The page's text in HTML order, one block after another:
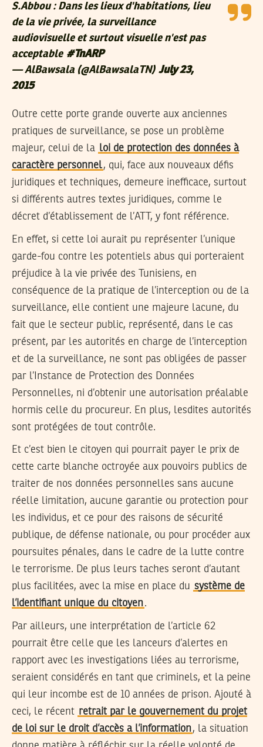
S.Abbou : Dans les lieux d'habitations, lieu
de la vie privée, la surveillance
audiovisuelle et surtout visuelle n'est pas
acceptable #TnARP
— AlBawsala (@AlBawsalaTN) July 23,
2015
Outre cette porte grande ouverte aux anciennes
pratiques de surveillance, se pose un problème
majeur, celui de la loi de protection des données à
caractère personnel, qui, face aux nouveaux défis
juridiques et techniques, demeure inefficace, surtout
si différents autres textes juridiques, comme le
décret d’établissement de l’ATT, y font référence.
En effet, si cette loi aurait pu représenter l’unique
garde-fou contre les potentiels abus qui porteraient
préjudice à la vie privée des Tunisiens, en
conséquence de la pratique de l’interception ou de la
surveillance, elle contient une majeure lacune, du
fait que le secteur public, représenté, dans le cas
présent, par les autorités en charge de l’interception
et de la surveillance, ne sont pas obligées de passer
par l’Instance de Protection des Données
Personnelles, ni d’obtenir une autorisation préalable
hormis celle du procureur. En plus, lesdites autorités
sont protégées de tout contrôle.
Et c’est bien le citoyen qui pourrait payer le prix de
cette carte blanche octroyée aux pouvoirs publics de
traiter de nos données personnelles sans aucune
réelle limitation, aucune garantie ou protection pour
les individus, et ce pour des raisons de sécurité
publique, de défense nationale, ou pour procéder aux
poursuites pénales, dans le cadre de la lutte contre
le terrorisme. De plus leurs taches seront d’autant
plus facilitées, avec la mise en place du système de
l’identifiant unique du citoyen.
Par ailleurs, une interprétation de l’article 62
pourrait être celle que les lanceurs d’alertes en
rapport avec les investigations liées au terrorisme,
seraient considérés en tant que criminels, et la peine
qui leur incombe est de 10 années de prison. Ajouté à
ceci, le récent retrait par le gouvernement du projet
de loi sur le droit d’accès a l’information, la situation